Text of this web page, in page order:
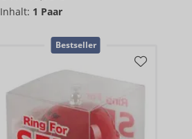
Inhalt: 1 Paar
Bestseller